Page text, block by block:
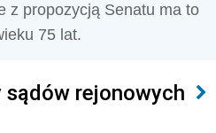
z propozycją Senatu ma to
75 lat.
sądów rejonowych